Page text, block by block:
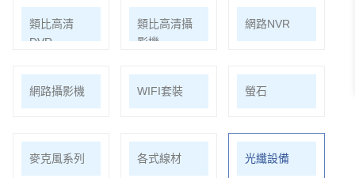
類比高清
DVR
類比高清攝
影機
網路NVR
網路攝影機 WIFI套裝 螢石
麥克風系列 各式線材 光纖設備